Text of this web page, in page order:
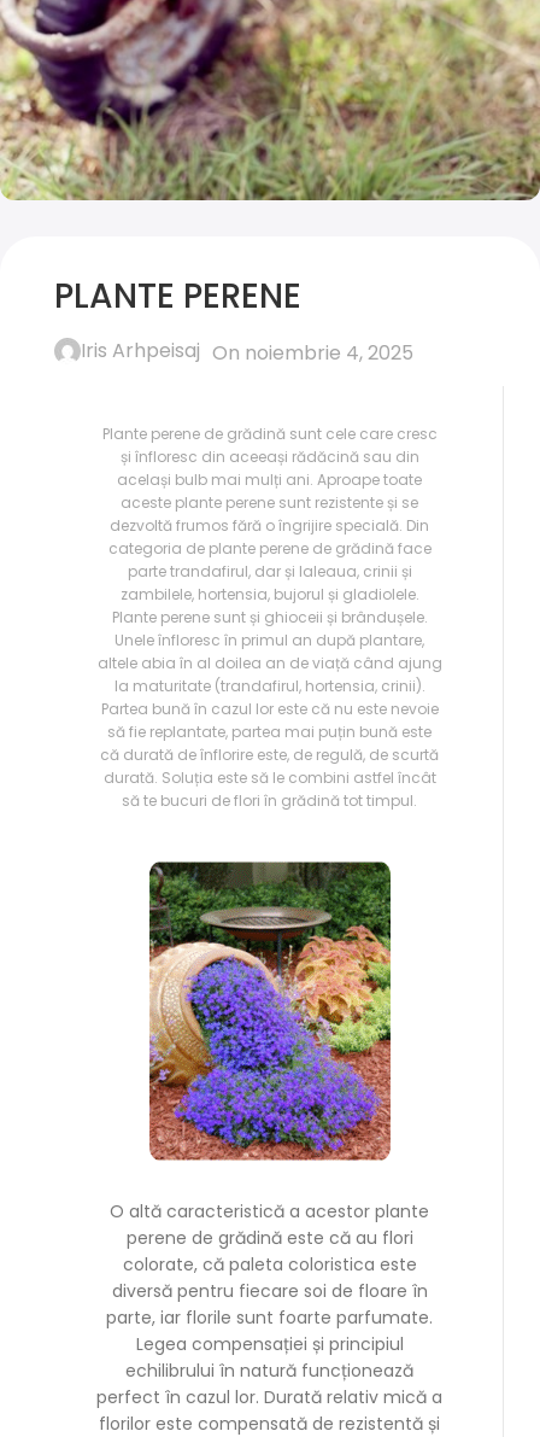
PLANTE PERENE
Iris Arhpeisaj On noiembrie 4, 2025
Plante perene de grădină sunt cele care cresc
și înfloresc din aceeași rădăcină sau din
același bulb mai mulți ani. Aproape toate
aceste plante perene sunt rezistente și se
dezvoltă frumos fără o îngrijire specială. Din
categoria de plante perene de grădină face
parte trandafirul, dar și laleaua, crinii și
zambilele, hortensia, bujorul și gladiolele.
Plante perene sunt și ghioceii și brândușele.
Unele înfloresc în primul an după plantare,
altele abia în al doilea an de viață când ajung
la maturitate (trandafirul, hortensia, crinii).
Partea bună în cazul lor este că nu este nevoie
să fie replantate, partea mai puțin bună este
că durată de înflorire este, de regulă, de scurtă
durată. Soluția este să le combini astfel încât
să te bucuri de flori în grădină tot timpul.
O altă caracteristică a acestor plante
perene de grădină este că au flori
colorate, că paleta coloristica este
diversă pentru fiecare soi de floare în
parte, iar florile sunt foarte parfumate.
Legea compensației și principiul
echilibrului în natură funcționează
perfect în cazul lor. Durată relativ mică a
florilor este compensată de rezistentă și